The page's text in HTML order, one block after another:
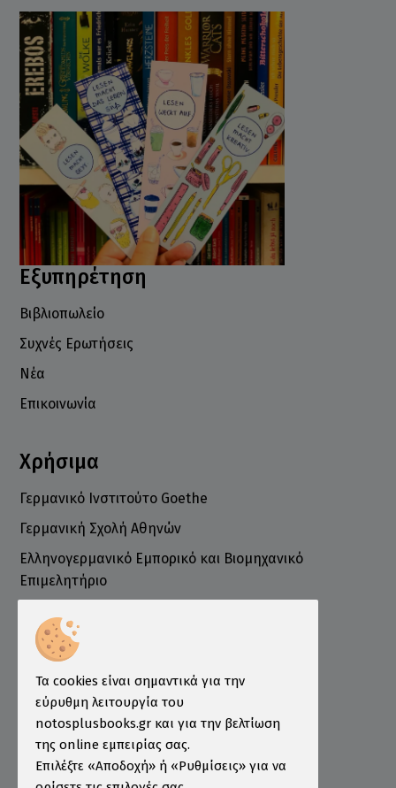
Εξυπηρέτηση
Βιβλιοπωλείο
Συχνές Ερωτήσεις
Νέα
Επικοινωνία
Χρήσιμα
Γερμανικό Ινστιτούτο Goethe
Γερμανική Σχολή Αθηνών
Ελληνογερμανικό Εμπορικό και Βιομηχανικό
Επιμελητήριο
Πληροφορίες
Τρόποι Πληρωμής
Τρόποι Αποστολής
Εγγύηση - Επιστροφές
Τα cookies είναι σημαντικά για την
εύρυθμη λειτουργία του
notosplusbooks.gr και για την βελτίωση
της online εμπειρίας σας.
Επιλέξτε «Αποδοχή» ή «Ρυθμίσεις» για να